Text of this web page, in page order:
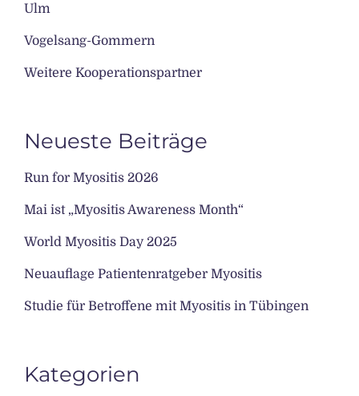
Ulm
Vogelsang-Gommern
Weitere Kooperationspartner
Neueste Beiträge
Run for Myositis 2026
Mai ist „Myositis Awareness Month“
World Myositis Day 2025
Neuauflage Patientenratgeber Myositis
Studie für Betroffene mit Myositis in Tübingen
Kategorien